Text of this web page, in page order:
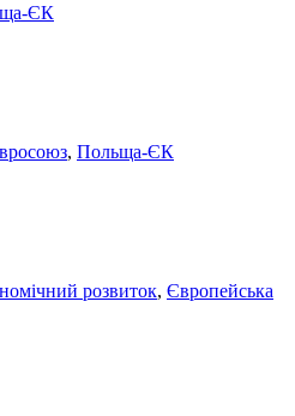
ЄК
, Польща-ЄК
розвиток, Європейська